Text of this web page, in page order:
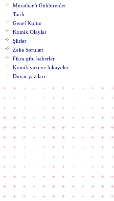
Murathan'ı Güldürenler
Tarih
Genel Kültür
Komik Olaylar
Şiirler
Zeka Soruları
Fikra gibi haberler
Komik yazı ve hikayeler
Duvar yazıları